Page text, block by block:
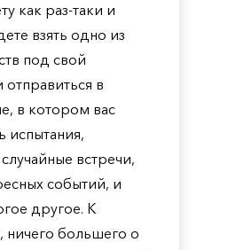
как раз-таки и
взять одно из
под свой
отправиться в
в котором вас
испытания,
встречи,
событий, и
другое. К
ничего большего о